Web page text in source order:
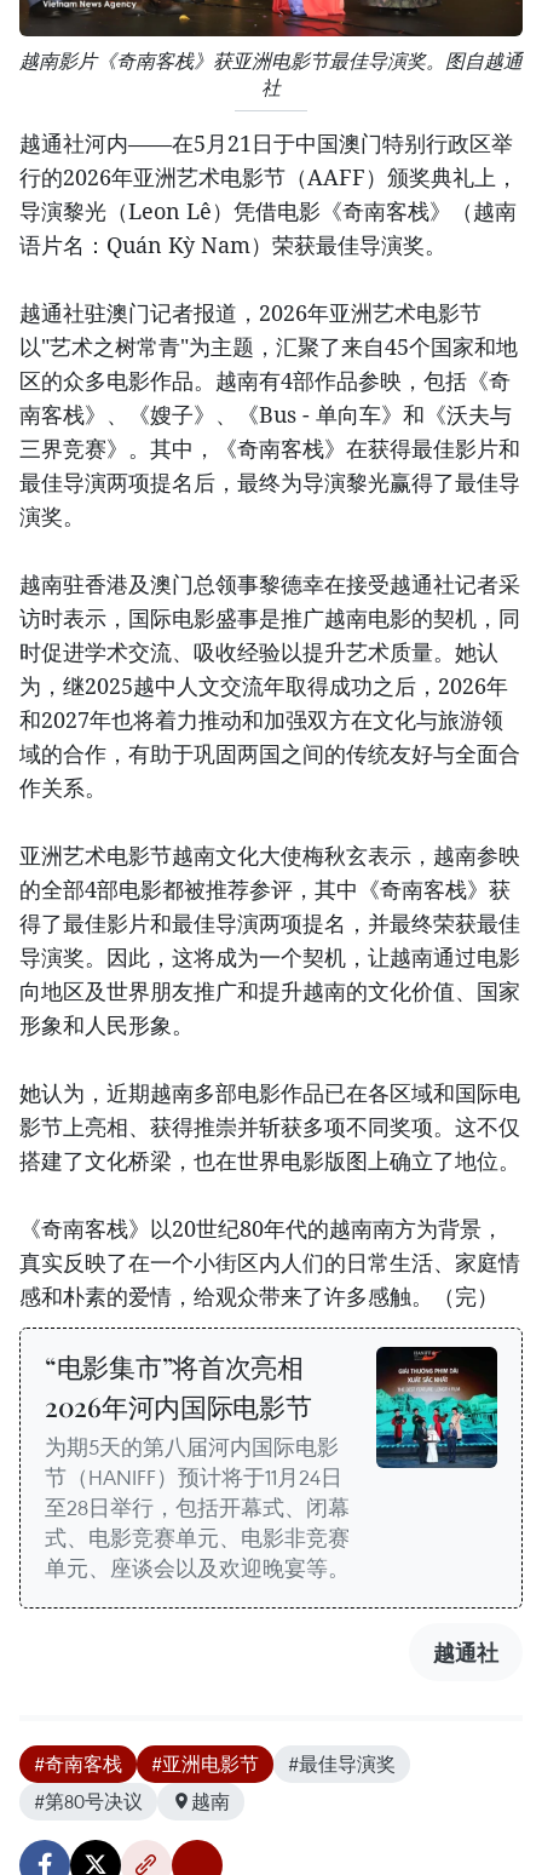
越南影片《奇南客栈》获亚洲电影节最佳导演奖。图自越通
社
越通社河内——在5月21日于中国澳门特别行政区举
行的2026年亚洲艺术电影节（AAFF）颁奖典礼上，
导演黎光（Leon Lê）凭借电影《奇南客栈》（越南
语片名：Quán Kỳ Nam）荣获最佳导演奖。
越通社驻澳门记者报道，2026年亚洲艺术电影节
以"艺术之树常青"为主题，汇聚了来自45个国家和地
区的众多电影作品。越南有4部作品参映，包括《奇
南客栈》、《嫂子》、《Bus - 单向车》和《沃夫与
三界竞赛》。其中，《奇南客栈》在获得最佳影片和
最佳导演两项提名后，最终为导演黎光赢得了最佳导
演奖。
越南驻香港及澳门总领事黎德幸在接受越通社记者采
访时表示，国际电影盛事是推广越南电影的契机，同
时促进学术交流、吸收经验以提升艺术质量。她认
为，继2025越中人文交流年取得成功之后，2026年
和2027年也将着力推动和加强双方在文化与旅游领
域的合作，有助于巩固两国之间的传统友好与全面合
作关系。
亚洲艺术电影节越南文化大使梅秋玄表示，越南参映
的全部4部电影都被推荐参评，其中《奇南客栈》获
得了最佳影片和最佳导演两项提名，并最终荣获最佳
导演奖。因此，这将成为一个契机，让越南通过电影
向地区及世界朋友推广和提升越南的文化价值、国家
形象和人民形象。
她认为，近期越南多部电影作品已在各区域和国际电
影节上亮相、获得推崇并斩获多项不同奖项。这不仅
搭建了文化桥梁，也在世界电影版图上确立了地位。
《奇南客栈》以20世纪80年代的越南南方为背景，
真实反映了在一个小街区内人们的日常生活、家庭情
感和朴素的爱情，给观众带来了许多感触。（完）
“电影集市”将首次亮相
2026年河内国际电影节
为期5天的第八届河内国际电影
节（HANIFF）预计将于11月24日
至28日举行，包括开幕式、闭幕
式、电影竞赛单元、电影非竞赛
单元、座谈会以及欢迎晚宴等。
越通社
#奇南客栈 #亚洲电影节
#最佳导演奖
#第80号决议
越南